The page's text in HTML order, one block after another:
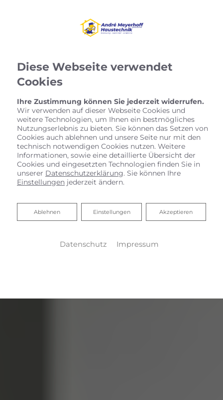
Diese Webseite verwendet
Cookies
Ihre Zustimmung können Sie jederzeit widerrufen.
Wir verwenden auf dieser Webseite Cookies und
weitere Technologien, um Ihnen ein bestmögliches
Nutzungserlebnis zu bieten. Sie können das Setzen von
Cookies auch ablehnen und unsere Seite nur mit den
technisch notwendigen Cookies nutzen. Weitere
Informationen, sowie eine detaillierte Übersicht der
Cookies und eingesetzten Technologien finden Sie in
unserer Datenschutzerklärung. Sie können Ihre
Einstellungen jederzeit ändern.
Akzeptieren
Einstellungen
Ablehnen
Ablehnen
Datenschutz Impressum